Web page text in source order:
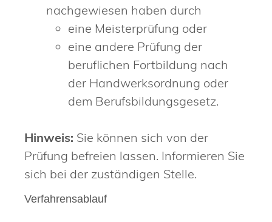
nachgewiesen haben durch
eine Meisterprüfung oder
eine andere Prüfung der
beruflichen Fortbildung nach
der Handwerksordnung oder
dem Berufsbildungsgesetz.
Hinweis: Sie können sich von der
Prüfung befreien lassen. Informieren Sie
sich bei der zuständigen Stelle.
Verfahrensablauf